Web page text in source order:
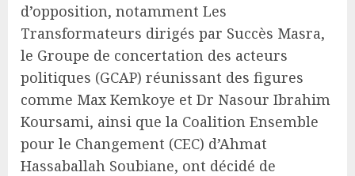
d’opposition, notamment Les
Transformateurs dirigés par Succès Masra,
le Groupe de concertation des acteurs
politiques (GCAP) réunissant des figures
comme Max Kemkoye et Dr Nasour Ibrahim
Koursami, ainsi que la Coalition Ensemble
pour le Changement (CEC) d’Ahmat
Hassaballah Soubiane, ont décidé de